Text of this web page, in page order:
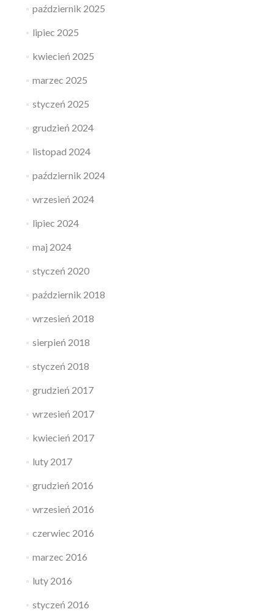
październik 2025
lipiec 2025
kwiecień 2025
marzec 2025
styczeń 2025
grudzień 2024
listopad 2024
październik 2024
wrzesień 2024
lipiec 2024
maj 2024
styczeń 2020
październik 2018
wrzesień 2018
sierpień 2018
styczeń 2018
grudzień 2017
wrzesień 2017
kwiecień 2017
luty 2017
grudzień 2016
wrzesień 2016
czerwiec 2016
marzec 2016
luty 2016
styczeń 2016